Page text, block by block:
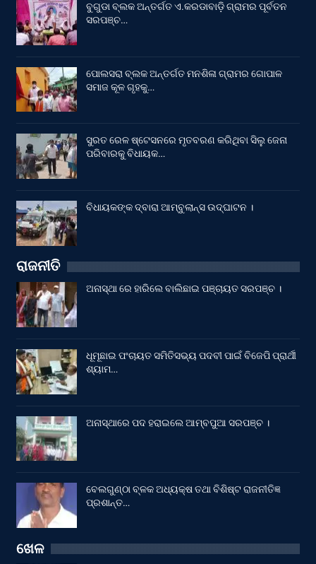
ବୁଗୁଡା ବ୍ଲକ ଅନ୍ତର୍ଗତ ଏ.କରଡାବାଡ଼ି ଗ୍ରାମର ପୂର୍ବତନ
ସରପଞ୍ଚ…
ପୋଲସରା ବ୍ଲକ ଅନ୍ତର୍ଗତ ମନଶିଳା ଗ୍ରାମର ଗୋପାଳ
ସମାଜ କୂଳ ଗୃହକୁ…
ସୁରତ ରେଳ ଷ୍ଟେସନରେ ମୃତବରଣ କରିଥିବା ସିଲୁ ଜେନା
ପରିବାରକୁ ବିଧାୟକ…
ବିଧାୟକଙ୍କ ଦ୍ବାରା ଆମ୍ବୁଲାନ୍ସ ଉଦ୍‌ଘାଟନ ।
ରାଜନୀତି
ଅନାସ୍ଥା ରେ ହାରିଲେ ବାଲିଛାଇ ପଞ୍ଚାୟତ ସରପଞ୍ଚ ।
ଧୂମୂଛାଇ ପଂଚାୟତ ସମିତିସଭ୍ୟ ପଦବୀ ପାଇଁ ବିଜେପି ପ୍ରାର୍ଥୀ
ଶ୍ୟାମ…
ଅନାସ୍ଥାରେ ପଦ ହରାଇଲେ ଆମ୍ବପୁଆ ସରପଞ୍ଚ ।
ବେଲଗୁଣ୍ଠା ବ୍ଳକ ଅଧ୍ୟକ୍ଷ ତଥା ବିଶିଷ୍ଟ ରାଜନୀତିଜ୍ଞ
ପ୍ରଶାନ୍ତ…
ଖେଳ